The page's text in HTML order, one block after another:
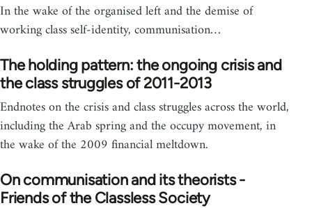
In the wake of the organised left and the demise of
working class self-identity, communisation…
The holding pattern: the ongoing crisis and
the class struggles of 2011-2013
Endnotes on the crisis and class struggles across the world,
including the Arab spring and the occupy movement, in
the wake of the 2009 financial meltdown.
On communisation and its theorists -
Friends of the Classless Society